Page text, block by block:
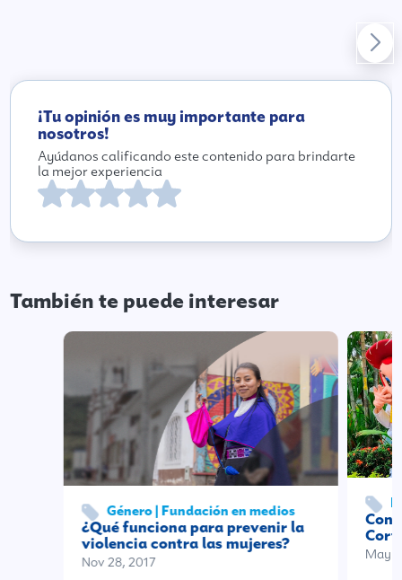
¡Tu opinión es muy importante para
nosotros!
Ayúdanos calificando este contenido para brindarte
la mejor experiencia
También te puede interesar
Género | Fundación en medios
¿Qué funciona para prevenir la
violencia contra las mujeres?
Nov 28, 2017
May